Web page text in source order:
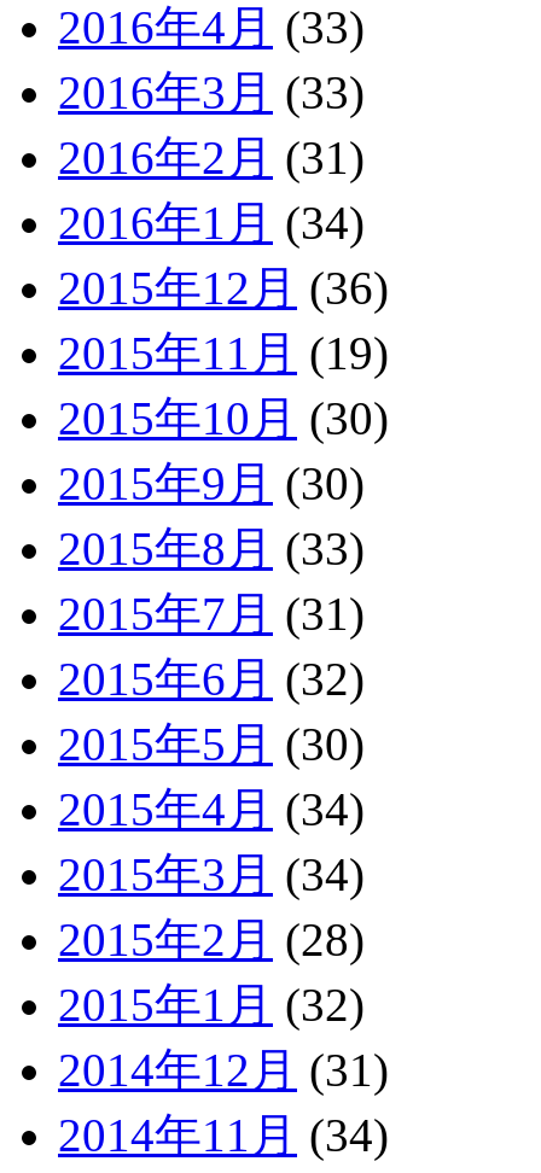
2016年4月 (33)
2016年3月 (33)
2016年2月 (31)
2016年1月 (34)
2015年12月 (36)
2015年11月 (19)
2015年10月 (30)
2015年9月 (30)
2015年8月 (33)
2015年7月 (31)
2015年6月 (32)
2015年5月 (30)
2015年4月 (34)
2015年3月 (34)
2015年2月 (28)
2015年1月 (32)
2014年12月 (31)
2014年11月 (34)